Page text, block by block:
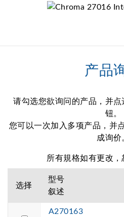
产品
请勾选您欲询问的产品，并
钮。
您可以一次加入多项产品，并
成询价
所有規格如有更改，
选择
型号
叙述
A270163